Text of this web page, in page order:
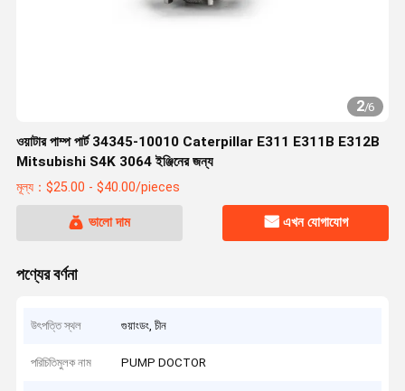
2/6
ওয়াটার পাম্প পার্ট 34345-10010 Caterpillar E311 E311B E312B
Mitsubishi S4K 3064 ইঞ্জিনের জন্য
মূল্য：$25.00 - $40.00/pieces
ভালো দাম এখন যোগাযোগ
পণ্যের বর্ণনা
উৎপত্তি স্থল গুয়াংডং, চীন
পরিচিতিমুলক নাম PUMP DOCTOR